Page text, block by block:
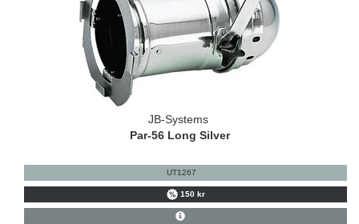
JB-Systems
Par-56 Long Silver
UT1267
150 kr